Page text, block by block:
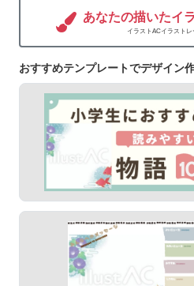
あなたの描いたイ
イラストACイラスト
おすすめテンプレートでデザイン